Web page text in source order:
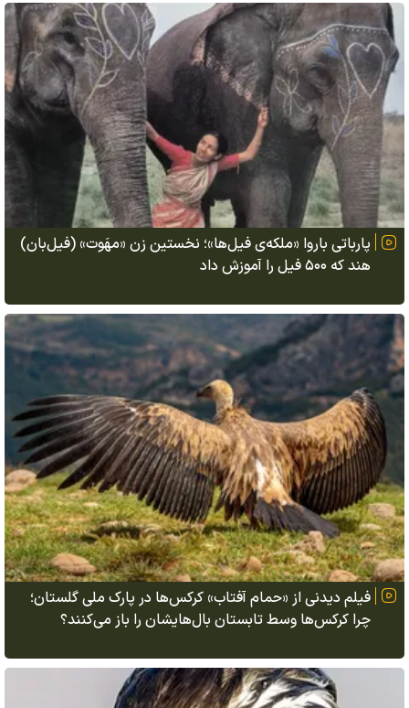
پارباتی باروا «ملکه‌ی فیل‌ها»؛ نخستین زن «مهَوت» (فیل‌بان)
هند که ۵۰۰ فیل را آموزش داد
فیلم دیدنی از «حمام آفتاب» کرکس‌ها در پارک ملی گلستان؛
چرا کرکس‌ها وسط تابستان بال‌هایشان را باز می‌کنند؟